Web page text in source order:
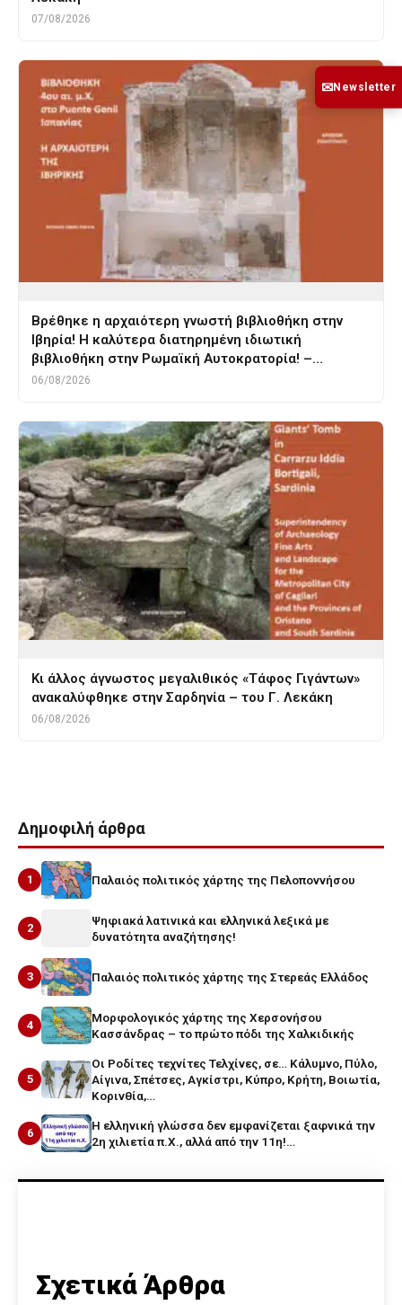
07/08/2026
Βρέθηκε η αρχαιότερη γνωστή βιβλιοθήκη στην
Ιβηρία! Η καλύτερα διατηρημένη ιδιωτική
βιβλιοθήκη στην Ρωμαϊκή Αυτοκρατορία! –…
06/08/2026
Κι άλλος άγνωστος μεγαλιθικός «Τάφος Γιγάντων»
ανακαλύφθηκε στην Σαρδηνία – του Γ. Λεκάκη
06/08/2026
Δημοφιλή άρθρα
1 Παλαιός πολιτικός χάρτης της Πελοποννήσου
2
Ψηφιακά λατινικά και ελληνικά λεξικά με
δυνατότητα αναζήτησης!
3 Παλαιός πολιτικός χάρτης της Στερεάς Ελλάδος
4
Μορφολογικός χάρτης της Χερσονήσου
Κασσάνδρας – το πρώτο πόδι της Χαλκιδικής
5
Οι Ροδίτες τεχνίτες Τελχίνες, σε… Κάλυμνο, Πύλο,
Αίγινα, Σπέτσες, Αγκίστρι, Κύπρο, Κρήτη, Βοιωτία,
Κορινθία,…
6
Η ελληνική γλώσσα δεν εμφανίζεται ξαφνικά την
2η χιλιετία π.Χ., αλλά από την 11η!…
Σχετικά Άρθρα
✉Newsletter